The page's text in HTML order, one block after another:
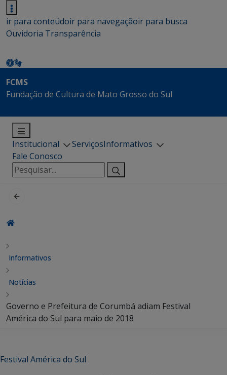
ir para conteúdoir para navegaçãoir para busca
Ouvidoria Transparência
FCMS
Fundação de Cultura de Mato Grosso do Sul
Institucional ServiçosInformativos
Fale Conosco
Pesquisar
por:
Informativos
Notícias
Governo e Prefeitura de Corumbá adiam Festival
América do Sul para maio de 2018
Festival América do Sul